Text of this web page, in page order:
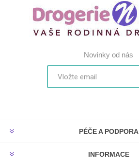
Novinky od nás
PÉČE A PODPORA
INFORMACE